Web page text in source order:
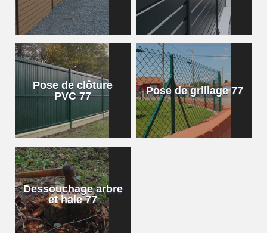
Pose de clôture
PVC 77
Pose de grillage 77
Dessouchage arbre
et haie 77